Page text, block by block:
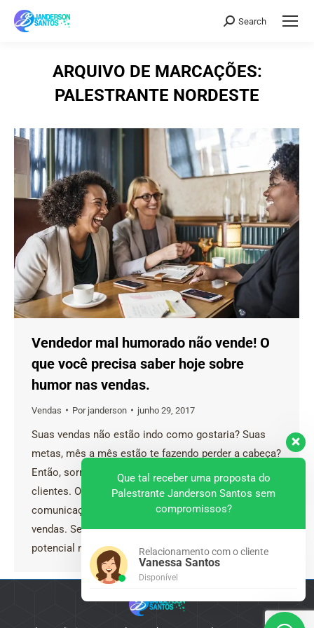
Search:
Search
ARQUIVO DE MARCAÇÕES:
PALESTRANTE NORDESTE
Vendedor mal humorado não vende! O
que você precisa saber hoje sobre
humor nas vendas.
Vendas Por janderson junho 29, 2017
Suas vendas não estão indo como gostaria? Suas
metas, mês a mês estão te fazendo perder a cabeça?
Então, sorria! Você está sendo observado por seus
clientes. O humor é uma das maiores forças de
comunicação a serem dominadas no processo de
vendas. Se você consegue fazer o cliente efetivo ou
potencial rir, consegue fazê-lo…
Que tal receber uma proposta do
Palestrante Janderson Santos sem
compromissos?
Relacionamento com o cliente
Vanessa Santos
Disponível